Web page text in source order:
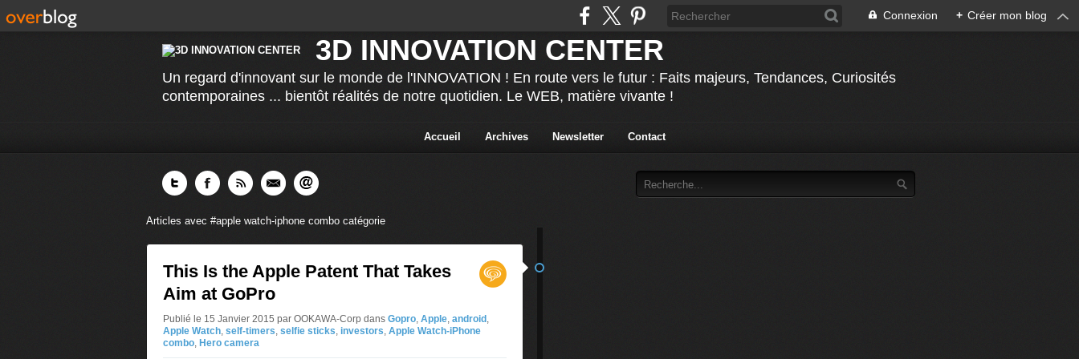
Connexion + Créer mon blog
3D INNOVATION CENTER
Un regard d'innovant sur le monde de l'INNOVATION ! En route vers le futur : Faits majeurs, Tendances, Curiosités
contemporaines ... bientôt réalités de notre quotidien. Le WEB, matière vivante !
Accueil Archives Newsletter Contact
Articles avec #apple watch-iphone combo catégorie
This Is the Apple Patent That Takes
Aim at GoPro
Publié le 15 Janvier 2015 par OOKAWA-Corp dans Gopro, Apple, android ,
Apple Watch, self-timers, selfie sticks, investors, Apple Watch-iPhone
combo, Hero camera